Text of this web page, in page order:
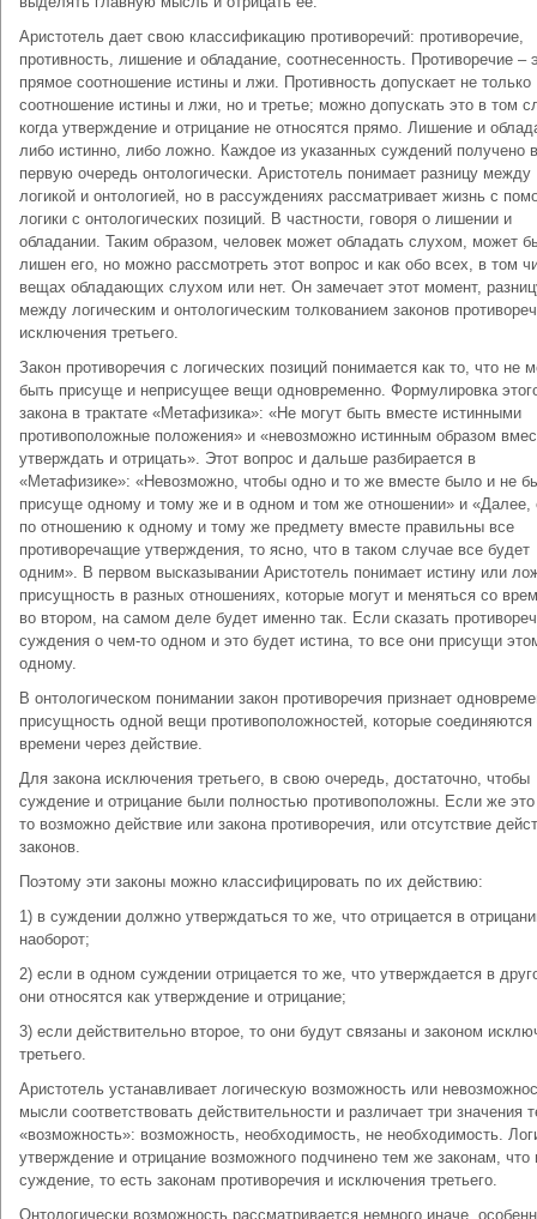
Аристотель дает свою классификацию противоречий: противоречие,
противность, лишение и обладание, соотнесенность. Противоречие –
прямое соотношение истины и лжи. Противность допускает не только
соотношение истины и лжи, но и третье; можно допускать это в том
когда утверждение и отрицание не относятся прямо. Лишение и
либо истинно, либо ложно. Каждое из указанных суждений получено в
первую очередь онтологически. Аристотель понимает разницу между
логикой и онтологией, но в рассуждениях рассматривает жизнь с
логики с онтологических позиций. В частности, говоря о лишении и
обладании. Таким образом, человек может обладать слухом, может
лишен его, но можно рассмотреть этот вопрос и как обо всех, в том
вещах обладающих слухом или нет. Он замечает этот момент,
между логическим и онтологическим толкованием законов
исключения третьего.
Закон противоречия с логических позиций понимается как то, что не
быть присуще и неприсущее вещи одновременно. Формулировка
закона в трактате «Метафизика»: «Не могут быть вместе истинными
противоположные положения» и «невозможно истинным образом
утверждать и отрицать». Этот вопрос и дальше разбирается в
«Метафизике»: «Невозможно, чтобы одно и то же вместе было и не
присуще одному и тому же и в одном и том же отношении» и «Далее,
по отношению к одному и тому же предмету вместе правильны все
противоречащие утверждения, то ясно, что в таком случае все будет
одним». В первом высказывании Аристотель понимает истину или
присущность в разных отношениях, которые могут и меняться со
во втором, на самом деле будет именно так. Если сказать
суждения о чем-то одном и это будет истина, то все они присущи
одному.
В онтологическом понимании закон противоречия признает
присущность одной вещи противоположностей, которые соединяются
времени через действие.
Для закона исключения третьего, в свою очередь, достаточно, чтобы
суждение и отрицание были полностью противоположны. Если же это
то возможно действие или закона противоречия, или отсутствие
законов.
Поэтому эти законы можно классифицировать по их действию:
1) в суждении должно утверждаться то же, что отрицается в
наоборот;
2) если в одном суждении отрицается то же, что утверждается в
они относятся как утверждение и отрицание;
3) если действительно второе, то они будут связаны и законом
третьего.
Аристотель устанавливает логическую возможность или
мысли соответствовать действительности и различает три значения
«возможность»: возможность, необходимость, не необходимость.
утверждение и отрицание возможного подчинено тем же законам, что
суждение, то есть законам противоречия и исключения третьего.
Онтологически возможность рассматривается немного иначе,